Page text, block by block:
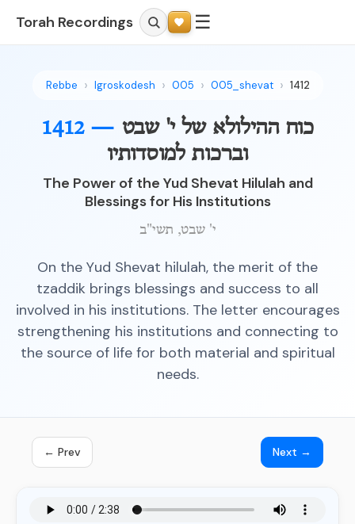
Torah Recordings ☰
Rebbe Igroskodesh 005 005_shevat 1412
1412 — כוח ההילולא של י' שבט
וברכות למוסדותיו
The Power of the Yud Shevat Hilulah and
Blessings for His Institutions
י' שבט, תשי"ב
On the Yud Shevat hilulah, the merit of the
tzaddik brings blessings and success to all
involved in his institutions. The letter encourages
strengthening his institutions and connecting to
the source of life for both material and spiritual
needs.
← Prev Next →